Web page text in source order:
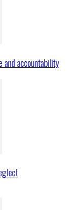
and accountability